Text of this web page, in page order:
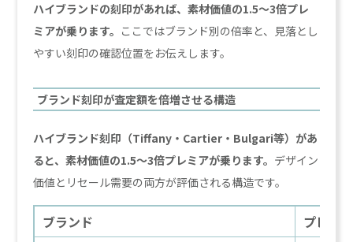
ハイブランドの刻印があれば、素材価値の1.5〜3倍プレ
ミアが乗ります。 ここではブランド別の倍率と、見落とし
やすい刻印の確認位置をお伝えします。
ブランド刻印が査定額を倍増させる構造
ハイブランド刻印（Tiffany・Cartier・Bulgari等）があ
ると、素材価値の1.5〜3倍プレミアが乗ります。 デザイン
価値とリセール需要の両方が評価される構造です。
ブランド
プレミ